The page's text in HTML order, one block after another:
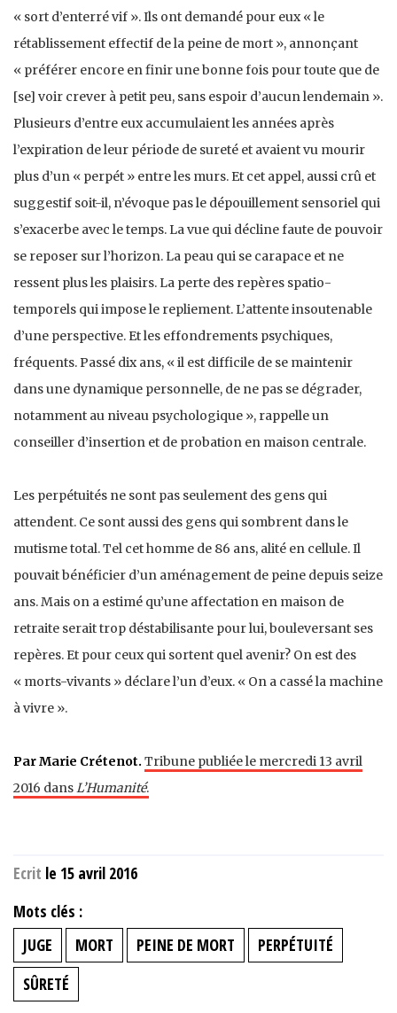
« sort d’enterré vif ». Ils ont demandé pour eux « le
rétablissement effectif de la peine de mort », annonçant
« préférer encore en finir une bonne fois pour toute que de
[se] voir crever à petit peu, sans espoir d’aucun lendemain ».
Plusieurs d’entre eux accumulaient les années après
l’expiration de leur période de sureté et avaient vu mourir
plus d’un « perpét » entre les murs. Et cet appel, aussi crû et
suggestif soit-il, n’évoque pas le dépouillement sensoriel qui
s’exacerbe avec le temps. La vue qui décline faute de pouvoir
se reposer sur l’horizon. La peau qui se carapace et ne
ressent plus les plaisirs. La perte des repères spatio-
temporels qui impose le repliement. L’attente insoutenable
d’une perspective. Et les effondrements psychiques,
fréquents. Passé dix ans, « il est difficile de se maintenir
dans une dynamique personnelle, de ne pas se dégrader,
notamment au niveau psychologique », rappelle un
conseiller d’insertion et de probation en maison centrale.
Les perpétuités ne sont pas seulement des gens qui
attendent. Ce sont aussi des gens qui sombrent dans le
mutisme total. Tel cet homme de 86 ans, alité en cellule. Il
pouvait bénéficier d’un aménagement de peine depuis seize
ans. Mais on a estimé qu’une affectation en maison de
retraite serait trop déstabilisante pour lui, bouleversant ses
repères. Et pour ceux qui sortent quel avenir? On est des
« morts-vivants » déclare l’un d’eux. « On a cassé la machine
à vivre ».
Par Marie Crétenot. Tribune publiée le mercredi 13 avril
2016 dans L’Humanité.
Ecrit le 15 avril 2016
Mots clés :
JUGE
MORT PEINE DE MORT
PERPÉTUITÉ
SÛRETÉ